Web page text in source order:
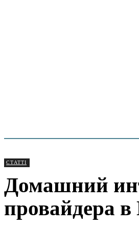
СТАТТІ
Домашний
провайдера